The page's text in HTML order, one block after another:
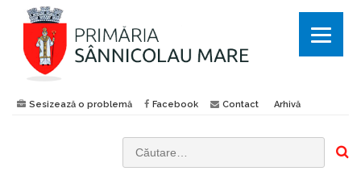
Sesizează o problemă Facebook Contact Arhivă